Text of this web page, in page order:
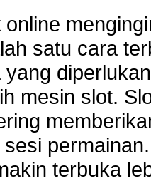
satu cara
mesin slot.
terbuka